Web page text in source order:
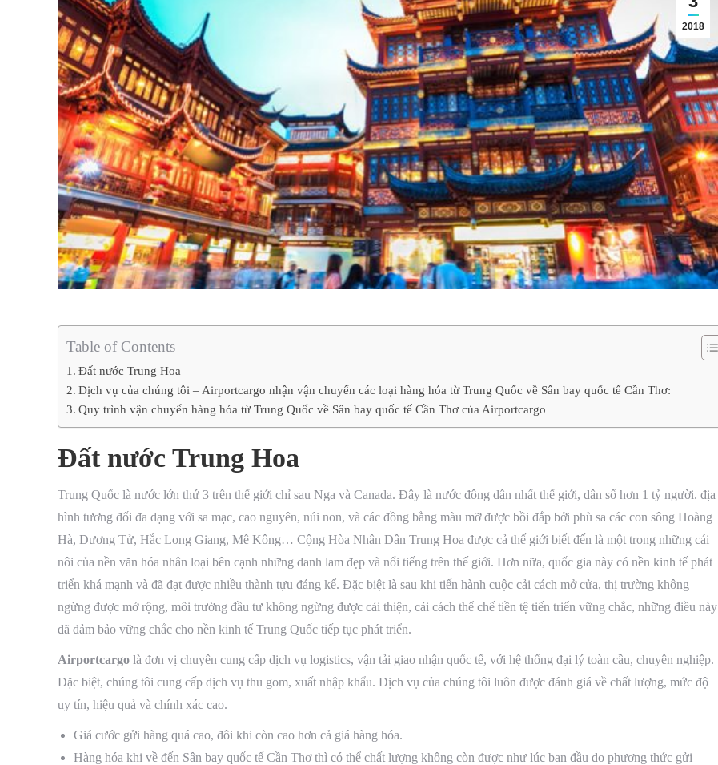
2018
Table of Contents
Đất nước Trung Hoa
Dịch vụ của chúng tôi – Airportcargo nhận vận chuyển các loại hàng hóa từ Trung Quốc về Sân bay quốc tế Cần Thơ:
Quy trình vận chuyển hàng hóa từ Trung Quốc về Sân bay quốc tế Cần Thơ của Airportcargo
Đất nước Trung Hoa
Trung Quốc là nước lớn thứ 3 trên thế giới chỉ sau Nga và Canada. Đây là nước đông dân nhất thế giới, dân số hơn 1 tỷ người. địa
hình tương đối đa dạng với sa mạc, cao nguyên, núi non, và các đồng bằng màu mỡ được bồi đắp bởi phù sa các con sông Hoàng
Hà, Dương Tử, Hắc Long Giang, Mê Kông… Cộng Hòa Nhân Dân Trung Hoa được cả thế giới biết đến là một trong những cái
nôi của nền văn hóa nhân loại bên cạnh những danh lam đẹp và nổi tiếng trên thế giới. Hơn nữa, quốc gia này có nền kinh tế phát
triển khá mạnh và đã đạt được nhiều thành tựu đáng kể. Đặc biệt là sau khi tiến hành cuộc cải cách mở cửa, thị trường không
ngừng được mở rộng, môi trường đầu tư không ngừng được cải thiện, cải cách thể chế tiền tệ tiến triển vững chắc, những điều này
đã đảm bảo vững chắc cho nền kinh tế Trung Quốc tiếp tục phát triển.
Airportcargo là đơn vị chuyên cung cấp dịch vụ logistics, vận tải giao nhận quốc tế, với hệ thống đại lý toàn cầu, chuyên nghiệp.
Đặc biệt, chúng tôi cung cấp dịch vụ thu gom, xuất nhập khẩu. Dịch vụ của chúng tôi luôn được đánh giá về chất lượng, mức độ
uy tín, hiệu quả và chính xác cao.
Giá cước gửi hàng quá cao, đôi khi còn cao hơn cả giá hàng hóa.
Hàng hóa khi về đến Sân bay quốc tế Cần Thơ thì có thể chất lượng không còn được như lúc ban đầu do phương thức gửi